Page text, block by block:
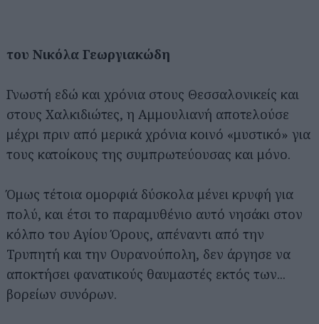
του Νικόλα Γεωργιακώδη
Γνωστή εδώ και χρόνια στους Θεσσαλονικείς και
στους Χαλκιδιώτες, η Αμμουλιανή αποτελούσε
μέχρι πριν από μερικά χρόνια κοινό «μυστικό» για
τους κατοίκους της συμπρωτεύουσας και μόνο.
Όμως τέτοια ομορφιά δύσκολα μένει κρυφή για
πολύ, και έτσι το παραμυθένιο αυτό νησάκι στον
κόλπο του Αγίου Όρους, απέναντι από την
Τρυπητή και την Ουρανούπολη, δεν άργησε να
αποκτήσει φανατικούς θαυμαστές εκτός των...
βορείων συνόρων.